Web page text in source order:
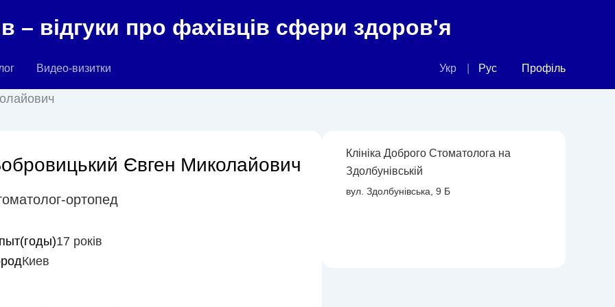
– відгуки про фахівців сфери здоров'я
Видео-визитки Укр Рус Профіль
Євген Миколайович
ортопед
17 років
Киев
Клініка Доброго Стоматолога на
Здолбунівській
вул. Здолбунівська, 9 Б